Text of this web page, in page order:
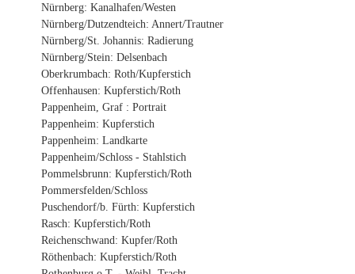
Nürnberg: Kanalhafen/Westen
Nürnberg/Dutzendteich: Annert/Trautner
Nürnberg/St. Johannis: Radierung
Nürnberg/Stein: Delsenbach
Oberkrumbach: Roth/Kupferstich
Offenhausen: Kupferstich/Roth
Pappenheim, Graf : Portrait
Pappenheim: Kupferstich
Pappenheim: Landkarte
Pappenheim/Schloss - Stahlstich
Pommelsbrunn: Kupferstich/Roth
Pommersfelden/Schloss
Puschendorf/b. Fürth: Kupferstich
Rasch: Kupferstich/Roth
Reichenschwand: Kupfer/Roth
Röthenbach: Kupferstich/Roth